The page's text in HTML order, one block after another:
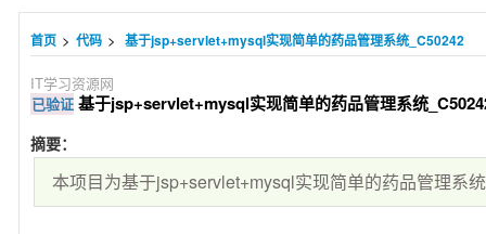
首页 > 代码 > 基于jsp+servlet+mysql实现简单的药品管理系统_C50242
IT学习资源网
已验证 基于jsp+servlet+mysql实现简单的药品管理系统
摘要：
本项目为基于jsp+servlet+mysql实现简单的药品管理系